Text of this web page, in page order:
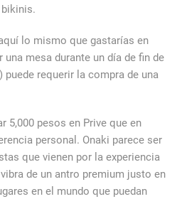
lo mismo que gastarías en
una mesa durante un día de fin de
puede requerir la compra de una
5,000 pesos en Prive que en
personal. Onaki parece ser
que vienen por la experiencia
de un antro premium justo en
en el mundo que puedan